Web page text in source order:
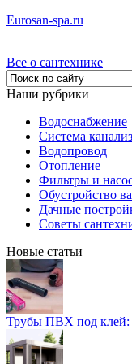
Eurosan-spa.ru
Все о сантехнике
Наши рубрики
Водоснабжение
Система
Водопровод
Отопление
Фильтры и
Обустройство
Дачные
Советы
Новые статьи
Трубы ПВХ под клей: